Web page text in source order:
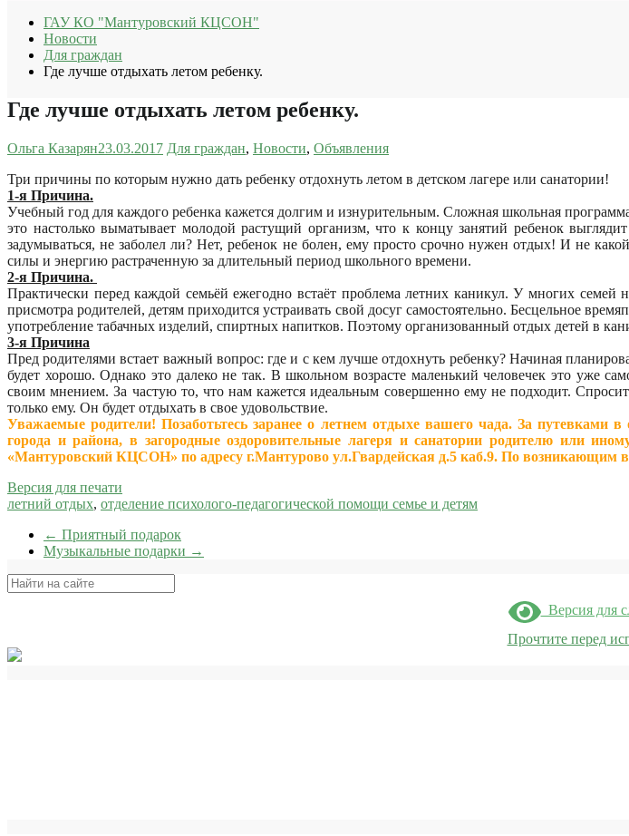
ГАУ КО "Мантуровский КЦСОН"
Новости
Для граждан
Где лучше отдыхать летом ребенку.
Где лучше отдыхать летом ребенку.
Ольга Казарян23.03.2017 Для граждан, Новости, Объявления
Три причины по которым нужно дать ребенку отдохнуть летом в детском лагере или санатории!
1-я Причина.
Учебный год для каждого ребенка кажется долгим и изнурительным. Сложная школьная
это настолько выматывает молодой растущий организм, что к концу занятий ребенок
задумываться, не заболел ли? Нет, ребенок не болен, ему просто срочно нужен отдых! И не
силы и энергию растраченную за длительный период школьного времени.
2-я Причина.
Практически перед каждой семьёй ежегодно встаёт проблема летних каникул. У многих
присмотра родителей, детям приходится устраивать свой досуг самостоятельно. Бесцельное
употребление табачных изделий, спиртных напитков. Поэтому организованный отдых детей в
3-я Причина
Пред родителями встает важный вопрос: где и с кем лучше отдохнуть ребенку? Начиная
будет хорошо. Однако это далеко не так. В школьном возрасте маленький человечек это уже
своим мнением. За частую то, что нам кажется идеальным совершенно ему не подходит.
только ему. Он будет отдыхать в свое удовольствие.
Уважаемые родители! Позаботьтесь заранее о летнем отдыхе вашего чада. За
города и района, в загородные оздоровительные лагеря и санатории родителю или
«Мантуровский КЦСОН» по адресу г.Мантурово ул.Гвардейская д.5 каб.9. По возникающим
Версия для печати
летний отдых, отделение психолого-педагогической помощи семье и детям
← Приятный подарок
Музыкальные подарки →
Поиск
Версия для
Прочтите перед